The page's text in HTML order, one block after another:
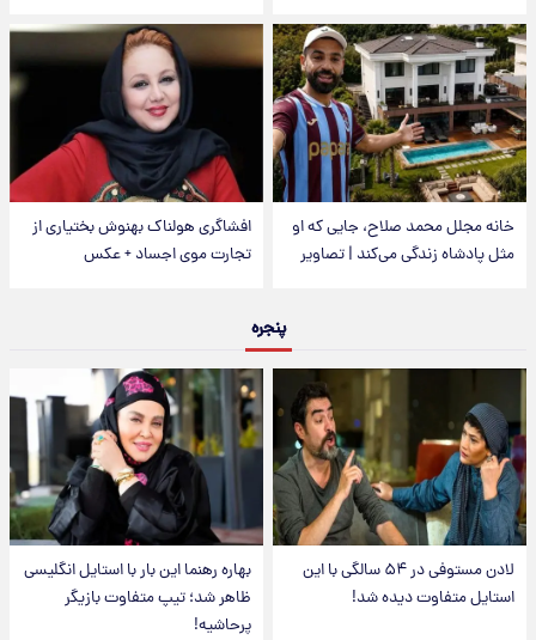
خانه مجلل محمد صلاح، جایی که او
مثل پادشاه زندگی می‌کند | تصاویر
افشاگری هولناک بهنوش بختیاری از
تجارت موی اجساد + عکس
پنجره
لادن مستوفی در ۵۴ سالگی با این
استایل متفاوت دیده شد!
بهاره رهنما این بار با استایل انگلیسی
ظاهر شد؛ تیپ متفاوت بازیگر
پرحاشیه!